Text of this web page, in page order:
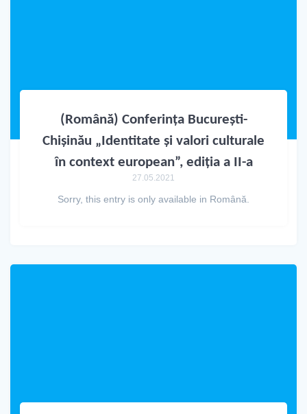
(Română) Conferința București-
Chișinău „Identitate și valori culturale
în context european”, ediția a II-a
27.05.2021
Sorry, this entry is only available in Română.